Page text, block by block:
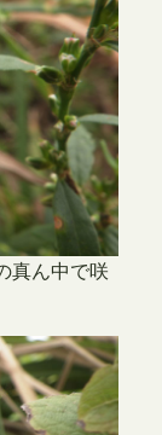
真ん中で咲